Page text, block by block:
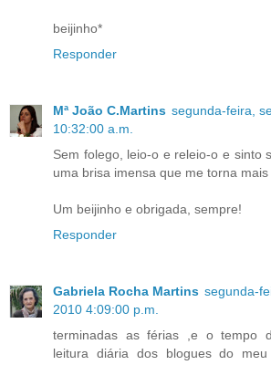
beijinho*
Responder
Mª João C.Martins segunda-feira,
10:32:00 a.m.
Sem folego, leio-o e releio-o e sinto
uma brisa imensa que me torna mais
Um beijinho e obrigada, sempre!
Responder
Gabriela Rocha Martins segunda-
2010 4:09:00 p.m.
terminadas as férias ,e o tempo
leitura diária dos blogues do meu